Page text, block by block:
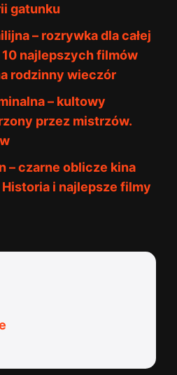
gatunku
– rozrywka dla całej
10 najlepszych filmów
rodzinny wieczór
– kultowy
przez mistrzów.
– czarne oblicze kina
i najlepsze filmy